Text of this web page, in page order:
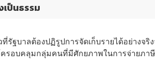
เป็นธรรม
รัฐบาลต้องปฏิรูปการจัดเก็บรายได้อย่างจ
รอบคลุมกลุ่มคนที่มีศักยภาพในการจ่ายภา